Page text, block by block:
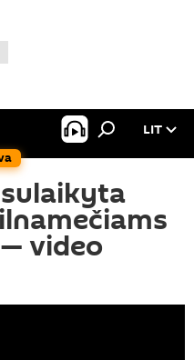
LIT
video